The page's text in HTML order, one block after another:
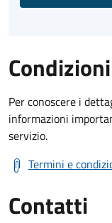
Per conoscere i
informazioni
servizio.
Termini e
Contatti